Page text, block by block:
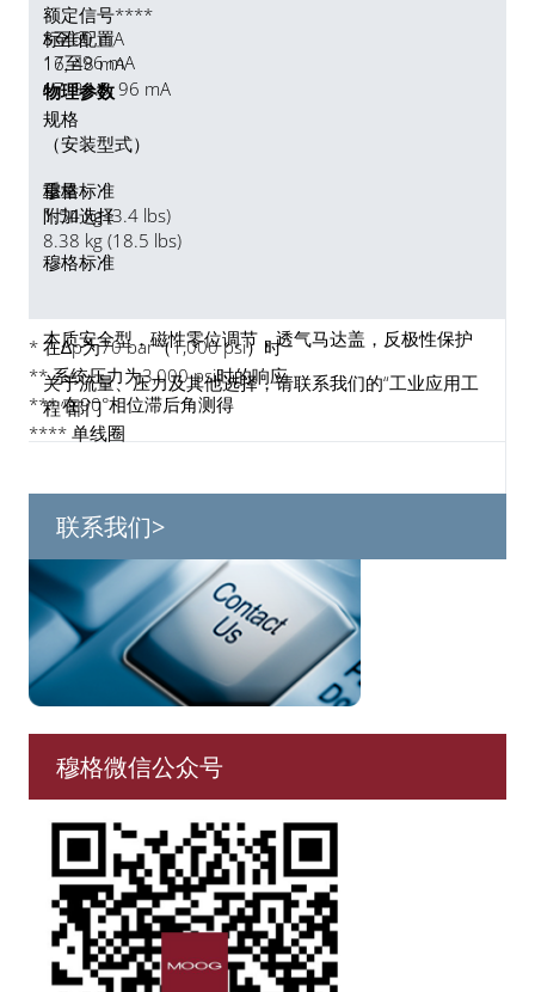
额定信号****
8至60 mA
17至96 mA
标准配置
16, 48 mA
17, 34.5, 96 mA
物理参数
规格
（安装型式）
穆格标准
穆格标准
重量
1.54 kg (3.4 lbs)
8.38 kg (18.5 lbs)
附加选择
本质安全型，磁性零位调节，透气马达盖，反极性保护
关于流量、压力及其他选择，请联系我们的“工业应用工
程”部门
程”部门
* 在∆p为70 bar（1,000 psi）时
** 系统压力为3,000 psi时的响应
*** 在90°相位滞后角测得
**** 单线圈
联系我们>
穆格微信公众号